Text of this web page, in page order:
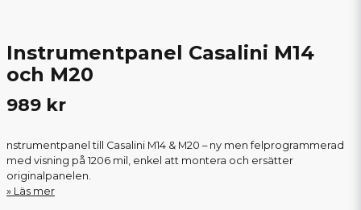
Instrumentpanel Casalini M14
och M20
989 kr
nstrumentpanel till Casalini M14 & M20 – ny men felprogrammerad
med visning på 1206 mil, enkel att montera och ersätter
originalpanelen.
Läs mer